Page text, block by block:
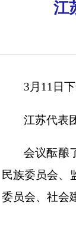
江
3月11日
江苏代表
会议酝酿
民族委员会、
委员会、社会